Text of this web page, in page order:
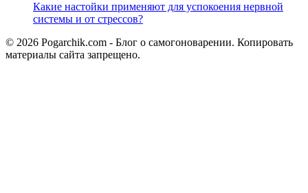
Какие настойки применяют для успокоения нервной
системы и от стрессов?
© 2026 Pogarchik.com - Блог о самогоноварении. Копировать
материалы сайта запрещено.